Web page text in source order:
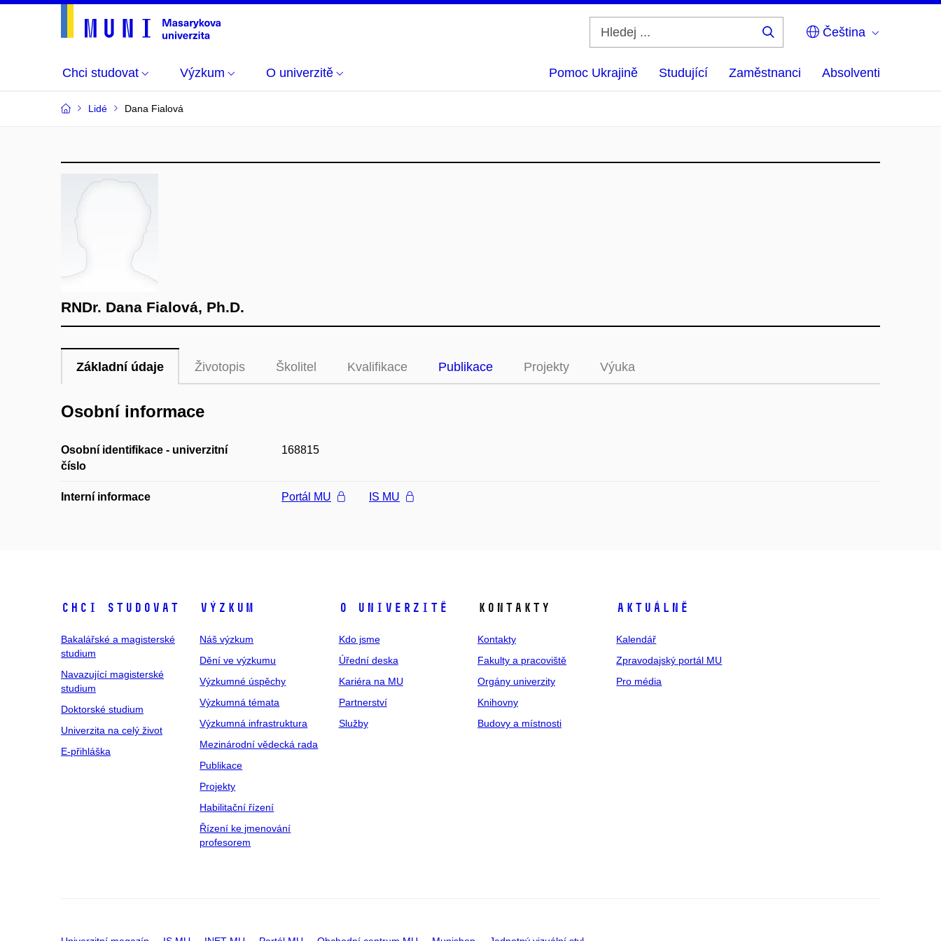
Čeština
Chci studovat Výzkum O univerzitě Pomoc Ukrajině Studující Zaměstnanci Absolventi
Lidé Dana Fialová
RNDr. Dana Fialová, Ph.D.
Základní údaje Životopis Školitel Kvalifikace Publikace Projekty Výuka
Osobní informace
Osobní identifikace - univerzitní
číslo
168815
Interní informace Portál MU IS MU
Chci studovat
Bakalářské a magisterské
studium
Navazující magisterské
studium
Doktorské studium
Univerzita na celý život
E-přihláška
Výzkum
Náš výzkum
Dění ve výzkumu
Výzkumné úspěchy
Výzkumná témata
Výzkumná infrastruktura
Mezinárodní vědecká rada
Publikace
Projekty
Habilitační řízení
Řízení ke jmenování
profesorem
O univerzitě
Kdo jsme
Úřední deska
Kariéra na MU
Partnerství
Služby
Kontakty
Kontakty
Fakulty a pracoviště
Orgány univerzity
Knihovny
Budovy a místnosti
Aktuálně
Kalendář
Zpravodajský portál MU
Pro média